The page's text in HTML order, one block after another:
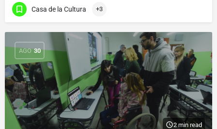
Casa de la Cultura +3
AGO 30
2 min read